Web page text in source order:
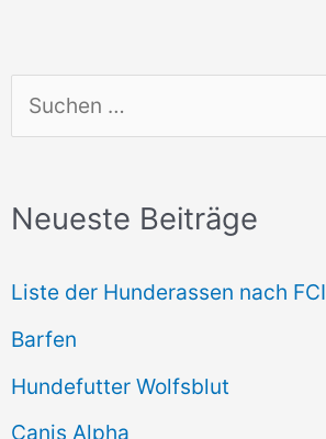
u
h
n
n
a
c
Neueste Beiträge
Liste der Hunderassen nach FCI
Barfen
Hundefutter Wolfsblut
Canis Alpha